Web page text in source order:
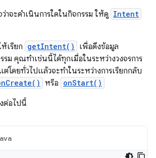
าจะดำเนินการใดในกิจกรรม ให้ดู Intent
เรียก getIntent() เพื่อดึงข้อมูล
รม คุณทำเช่นนี้ได้ทุกเมื่อในระหว่างวงจรการ
โดยทั่วไปแล้วจะทำในระหว่างการเรียกกลับ
หรือ onStart()
ต่อไปนี้